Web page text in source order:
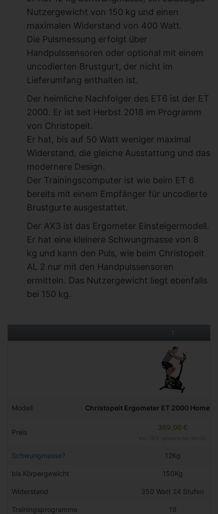
Nutzergewicht von 150 kg und einen
maximalen Widerstand von 400 Watt.
Die Pulsmessung erfolgt über
Handpulssensoren oder optional mit einem
uncodierten Brustgurt, der nicht im
Lieferumfang enthalten ist.
Der heimliche Nachfolger des ET6 ist der ET
2000. Er ist seit Herbst 2018 im Programm
von Christopeit.
Er hat, bis auf 50 Watt weniger maximal
Widerstand, die gleiche Ausstattung und das
modernere Design.
Der Trainingscomputer ist wie beim ET 6
bereits mit einem Empfänger für uncodierte
Brustgurte ausgestattet.
Der AX3 ist das Ergometer Einsteigermodell.
Er hat eine kleinere Schwungmasse von 8
kg und kann den Puls, wie beim Christopeit
AL 2 nur mit den Handpulssensoren
ermitteln. Das Nutzergewicht liegt ebenfalls
bei 150 kg.
Modell Christopeit Ergometer ET 2000
Preis
369,00 €
Schwungmasse? 12Kg
bis Körpergewicht 150Kg
Widerstand 350 Watt 24 Stufen
Trainingsprogramme 19